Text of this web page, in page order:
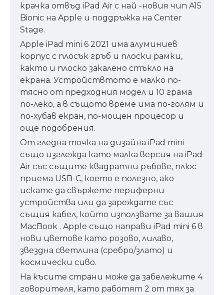
крачка отвъд iPad Air с най -новия чип A15
Bionic на Apple и поддръжка на Center
Stage.
Apple iPad mini 6 2021 има алуминиев
корпус с плосък гръб и плоски рамки,
както и плоско закалено стъкло на
екрана. Устройствтото е малко по-
тясно от предходния модел и 10 грама
по-леко, а в същото време има по-голям и
по-хубав екран, по-мощен процесор и
още подобрения.
От гледна точка на дизайна iPad mini
също изглежда като малка версия на iPad
Air със същите квадратни ръбове, плюс
приема USB-C, което е полезно, ако
искате да свържете периферни
устройства или да зареждате със
същия кабел, който използвате за вашия
MacBook . Apple също направи iPad mini 6 в
нови цветове като розово, лилаво,
звездна светлина (сребро/злато) и
космически сиво.
На късите страни може да забележите 4
говорителя, като работят 2 от тях за